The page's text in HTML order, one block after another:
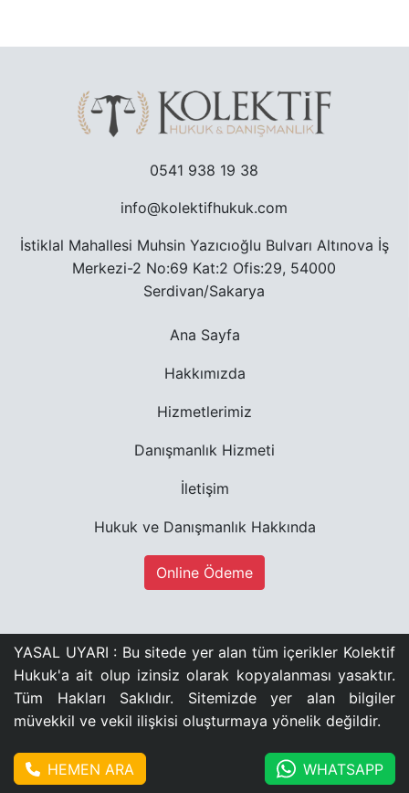
YARGILANMANIN YENILENMESI DAVASI
MURIS MUVAZAASI NEDENIYLE TAPU IPTAL VE
0541 938 19 38
info@kolektifhukuk.com
İstiklal Mahallesi Muhsin Yazıcıoğlu Bulvarı Altınova İş
Merkezi-2 No:69 Kat:2 Ofis:29, 54000
Serdivan/Sakarya
Ana Sayfa
Hakkımızda
Hizmetlerimiz
Danışmanlık Hizmeti
İletişim
Hukuk ve Danışmanlık Hakkında
Online Ödeme
YASAL UYARI : Bu sitede yer alan tüm içerikler Kolektif
Hukuk'a ait olup izinsiz olarak kopyalanması yasaktır.
Tüm Hakları Saklıdır. Sitemizde yer alan bilgiler
müvekkil ve vekil ilişkisi oluşturmaya yönelik değildir.
HEMEN ARA WHATSAPP